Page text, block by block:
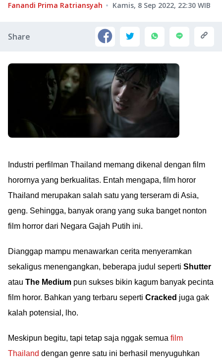
Fanandi Prima Ratriansyah Kamis, 8 Sep 2022, 22:30 WIB
Share
Industri perfilman Thailand memang dikenal dengan film
horornya yang berkualitas. Entah mengapa, film horor
Thailand merupakan salah satu yang terseram di Asia,
geng. Sehingga, banyak orang yang suka banget nonton
film horror dari Negara Gajah Putih ini.
Dianggap mampu menawarkan cerita menyeramkan
sekaligus menengangkan, beberapa judul seperti Shutter
atau The Medium pun sukses bikin kagum banyak pecinta
film horor. Bahkan yang terbaru seperti Cracked juga gak
kalah potensial, lho.
Meskipun begitu, tapi tetap saja nggak semua film
Thailand dengan genre satu ini berhasil menyuguhkan